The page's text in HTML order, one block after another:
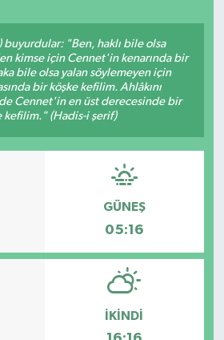
buyurdular: "Ben, haklı bile olsa
kimse için Cennet'in kenarında bir
bile olsa yalan söylemeyen için
bir köşke kefilim. Ahlâkını
Cennet'in en üst derecesinde bir
kefilim." (Hadis-i şerif)
GÜNEŞ
05:16
İKINDI